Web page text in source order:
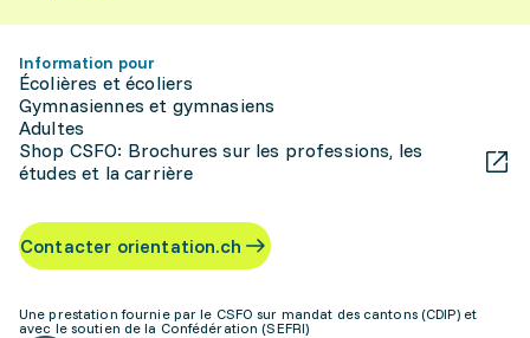
Information pour
Écolières et écoliers
Gymnasiennes et gymnasiens
Adultes
Shop CSFO: Brochures sur les professions, les
études et la carrière
Contacter orientation.ch
Une prestation fournie par le CSFO sur mandat des cantons (CDIP) et
avec le soutien de la Confédération (SEFRI)